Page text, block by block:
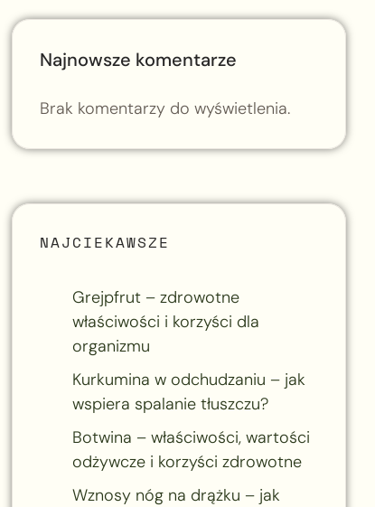
Najnowsze komentarze
Brak komentarzy do wyświetlenia.
NAJCIEKAWSZE
Grejpfrut – zdrowotne
właściwości i korzyści dla
organizmu
Kurkumina w odchudzaniu – jak
wspiera spalanie tłuszczu?
Botwina – właściwości, wartości
odżywcze i korzyści zdrowotne
Wznosy nóg na drążku – jak